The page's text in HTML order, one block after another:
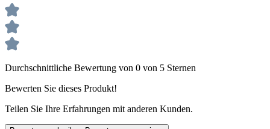
Durchschnittliche Bewertung von 0 von 5 Sternen
Bewerten Sie dieses Produkt!
Teilen Sie Ihre Erfahrungen mit anderen Kunden.